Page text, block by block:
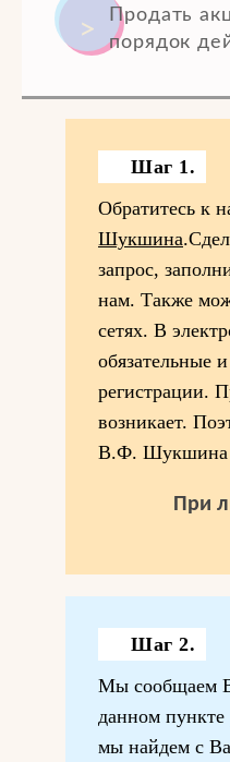
Продать
порядок
Шаг 1.
Обратитесь к
Шукшина
запрос,
нам. Также
сетях. В
обязательные
регистрации.
возникает.
В.Ф. Шукшина
При
Шаг 2.
Мы сообщаем
данном пункте
мы найдем с